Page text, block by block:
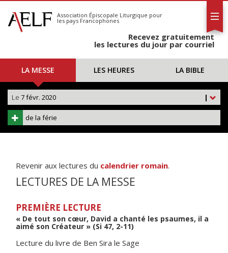
S'abonner
Calendrier
Association Épiscopale Liturgique pour
les pays Francophones
Recevez gratuitement
les lectures du jour par courriel
LA MESSE LES HEURES LA BIBLE
|
Le 7 févr. 2020
de la férie
Revenir aux lectures du calendrier romain.
LECTURES DE LA MESSE
PREMIÈRE LECTURE
« De tout son cœur, David a chanté les psaumes, il a
aimé son Créateur » (Si 47, 2-11)
Lecture du livre de Ben Sira le Sage